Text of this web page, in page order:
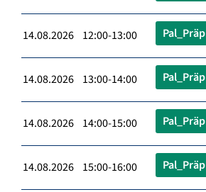
14.08.2026 12:00-13:00 Pal_Präp
14.08.2026 13:00-14:00 Pal_Präp
14.08.2026 14:00-15:00 Pal_Präp
14.08.2026 15:00-16:00 Pal_Präp